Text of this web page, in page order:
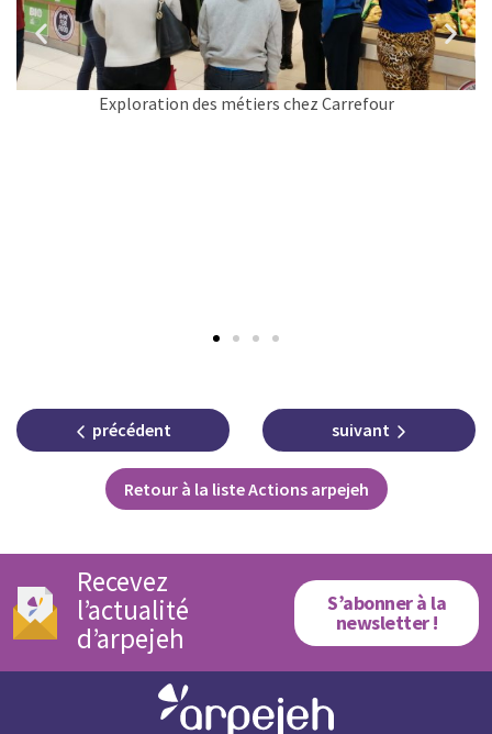
Exploration des métiers chez Carrefour
précédent
Retour à la liste Actions arpejeh
suivant
Recevez
l’actualité
d’arpejeh
S’abonner à la
newsletter !